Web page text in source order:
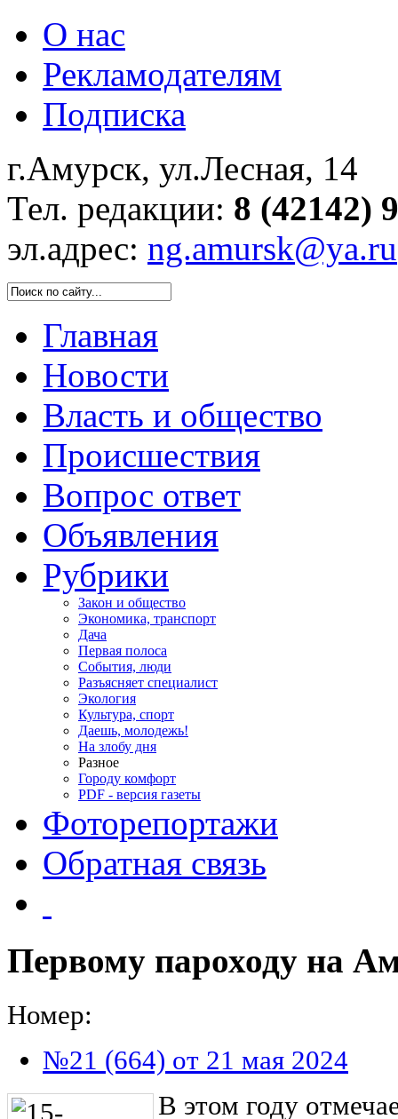
О нас
Рекламодателям
Подписка
г.Амурск, ул.Лесная, 14
Тел. редакции: 8 (42142)
эл.адрес: ng.amursk@ya.ru
Главная
Новости
Власть и общество
Происшествия
Вопрос ответ
Объявления
Рубрики
Закон и общество
Экономика, транспорт
Дача
Первая полоса
События, люди
Разъясняет специалист
Экология
Культура, спорт
Даешь, молодежь!
На злобу дня
Разное
Городу комфорт
PDF - версия газеты
Фоторепортажи
Обратная связь
Первому пароходу на
Номер:
№21 (664) от 21 мая 2024
В этом году